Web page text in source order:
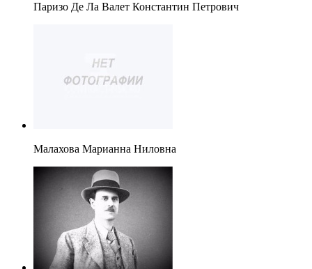
Паризо Де Ла Валет Константин Петрович
Малахова Марианна Ниловна